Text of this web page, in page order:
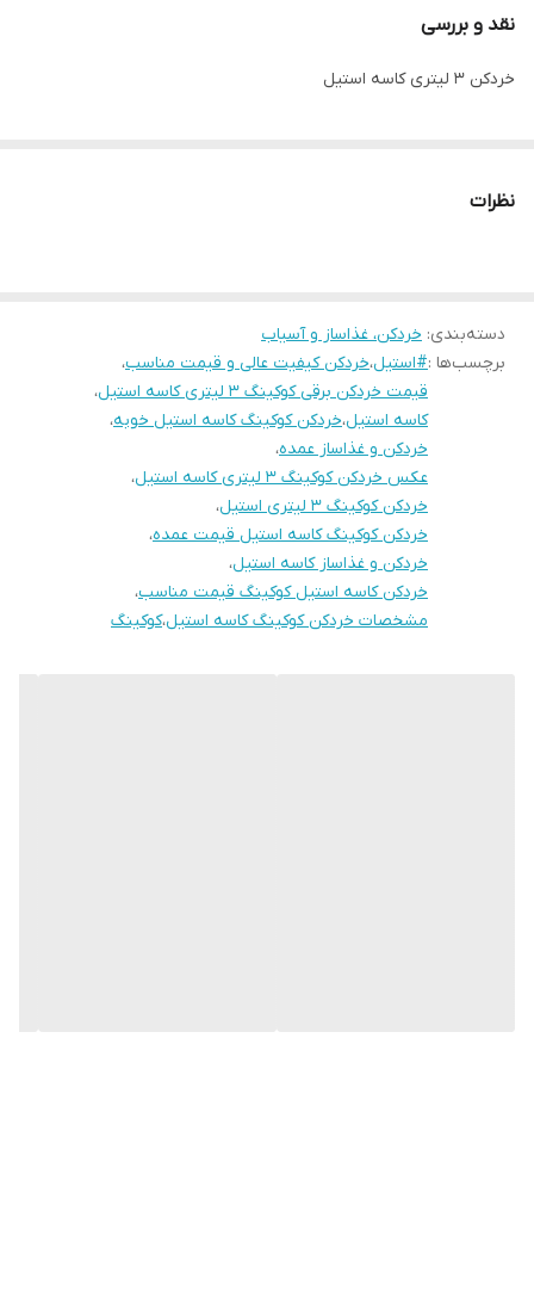
نقد و بررسی
خردکن ۳ لیتری کاسه استیل
نظرات
دسته‌بندی: خردکن، غذاساز و آسیاب
برچسب‌ها :#استیل،خردکن کیفیت عالی و قیمت مناسب،
قیمت خردکن برقی کوکینگ ۳ لیتری کاسه استیل
،
کاسه استیل،خردکن کوکینگ کاسه استیل خوبه،
خردکن و غذاساز عمده،
عکس خردکن کوکینگ ۳ لیتری کاسه استیل
،
خردکن کوکینگ ۳ لیتری استیل
،
خردکن کوکینگ کاسه استیل قیمت عمده،
خردکن و غذاساز کاسه استیل،
خردکن کاسه استیل کوکینگ قیمت مناسب،
مشخصات خردکن کوکینگ کاسه استیل،کوکینگ